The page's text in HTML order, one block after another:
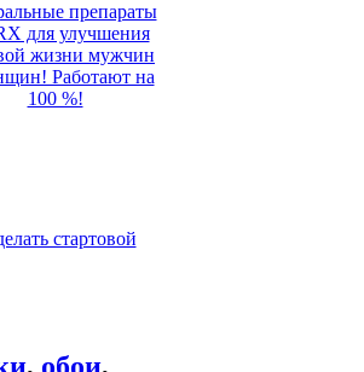
препараты
для улучшения
жизни мужчин
Работают на
100 %!
стартовой